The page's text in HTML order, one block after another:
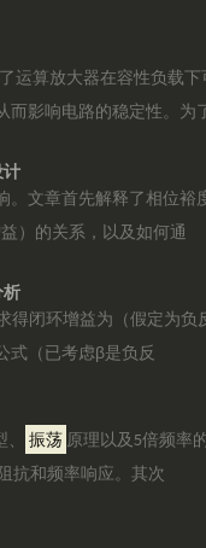
运算放大器在容性负载
而影响电路的稳定性。为
文章首先解释了相位裕
）的关系，以及如何通
得闭环增益为（假定为
式（已考虑β是负反
振荡 原理以及5倍频率
抗和频率响应。其次